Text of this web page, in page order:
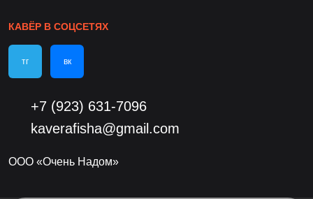
КАВЁР В СОЦСЕТЯХ
тг вк
+7 (923) 631-7096
kaverafisha@gmail.com
ООО «Очень Надом»